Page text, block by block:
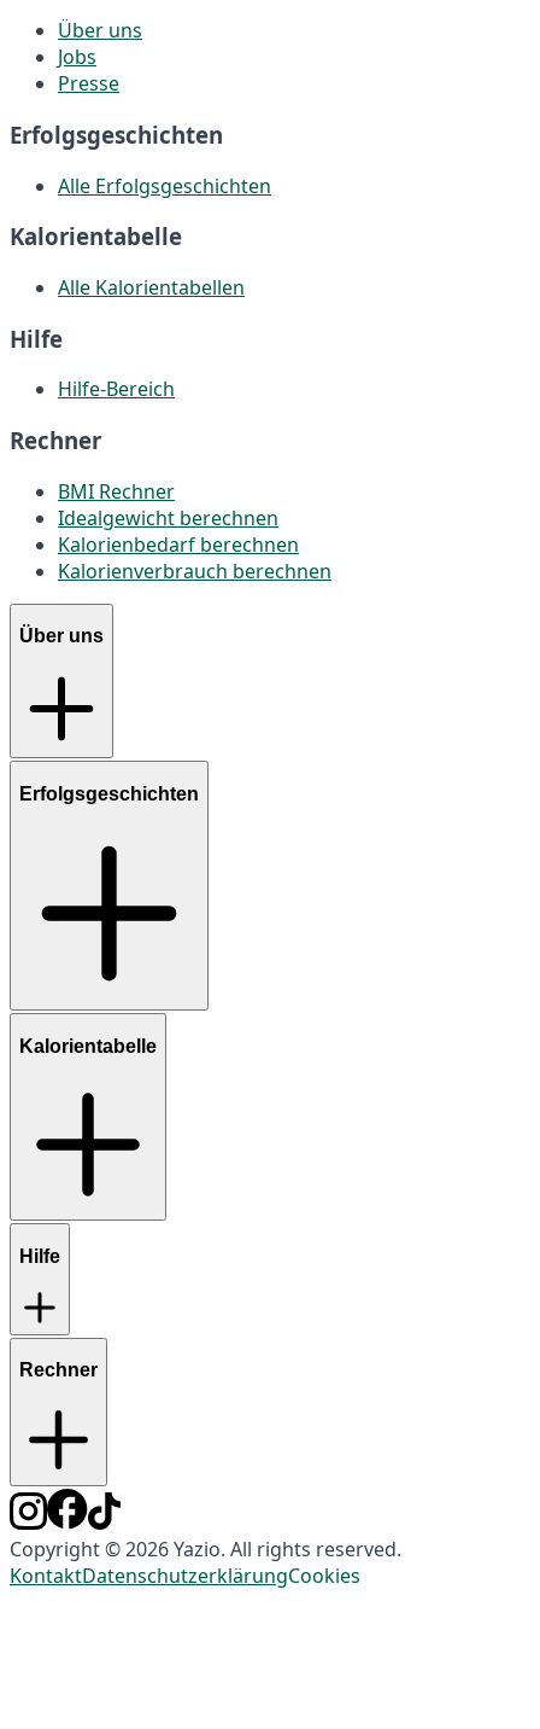
Über uns
Jobs
Presse
Erfolgsgeschichten
Alle Erfolgsgeschichten
Kalorientabelle
Alle Kalorientabellen
Hilfe
Hilfe-Bereich
Rechner
BMI Rechner
Idealgewicht berechnen
Kalorienbedarf berechnen
Kalorienverbrauch berechnen
Über uns
Erfolgsgeschichten
Kalorientabelle
Hilfe
Rechner
Copyright © 2026 Yazio. All rights reserved.
KontaktDatenschutzerklärungCookies